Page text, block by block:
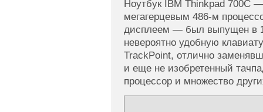
Ноутбук IBM Thinkpad 700C
мегагерцевым 486-м
дисплеем — был выпущен в
невероятно удобную
TrackPoint, отлично
и еще не изобретенный
процессор и множество